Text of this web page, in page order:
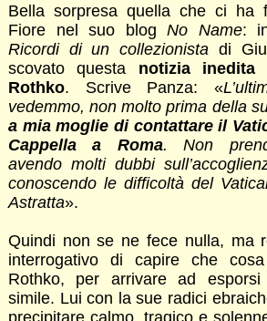
Bella sorpresa quella che ci ha
Fiore nel suo blogNo Name:
Ricordi di un collezionista di
scovato questa notizia inedita
Rothko. Scrive Panza: «
vedemmo, non molto prima della
a mia moglie di contattare il
Cappella a Roma. Non
avendo molti dubbi
conoscendo le difficoltà del
Astratta».
Quindi non se ne fece nulla, ma
interrogativo di capire che
Rothko, per arrivare ad
simile. Lui con la sue radici
precipitare calmo, tragico e